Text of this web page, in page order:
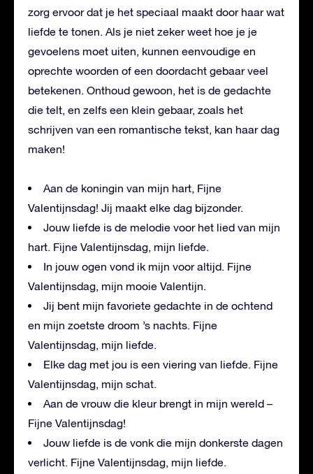
zorg ervoor dat je het speciaal maakt door haar wat
liefde te tonen. Als je niet zeker weet hoe je je
gevoelens moet uiten, kunnen eenvoudige en
oprechte woorden of een doordacht gebaar veel
betekenen. Onthoud gewoon, het is de gedachte
die telt, en zelfs een klein gebaar, zoals het
schrijven van een romantische tekst, kan haar dag
maken!
Aan de koningin van mijn hart, Fijne
Valentijnsdag! Jij maakt elke dag bijzonder.
Jouw liefde is de melodie voor het lied van mijn
hart. Fijne Valentijnsdag, mijn liefde.
In jouw ogen vond ik mijn voor altijd. Fijne
Valentijnsdag, mijn mooie Valentijn.
Jij bent mijn favoriete gedachte in de ochtend
en mijn zoetste droom ’s nachts. Fijne
Valentijnsdag, mijn liefde.
Elke dag met jou is een viering van liefde. Fijne
Valentijnsdag, mijn schat.
Aan de vrouw die kleur brengt in mijn wereld –
Fijne Valentijnsdag!
Jouw liefde is de vonk die mijn donkerste dagen
verlicht. Fijne Valentijnsdag, mijn liefde.